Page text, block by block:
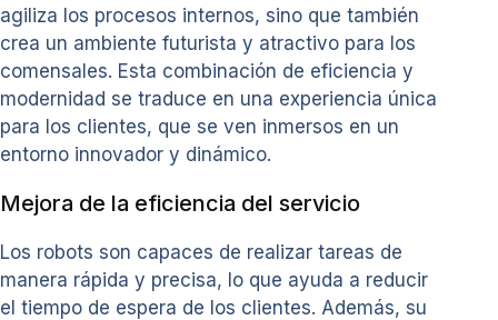
agiliza los procesos internos, sino que también
crea un ambiente futurista y atractivo para los
comensales. Esta combinación de eficiencia y
modernidad se traduce en una experiencia única
para los clientes, que se ven inmersos en un
entorno innovador y dinámico.
Mejora de la eficiencia del servicio
Los robots son capaces de realizar tareas de
manera rápida y precisa, lo que ayuda a reducir
el tiempo de espera de los clientes. Además, su